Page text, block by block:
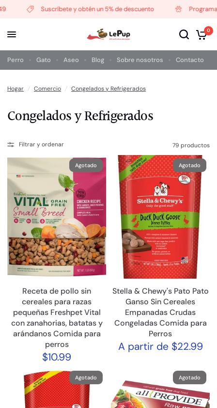
Suscríbete y obtén un 5% de descuento Programa
0
Perro Gato Aseo Blog Sobre nosotros Contacto
Hogar / Comercio / Congelados y Refrigerados
Congelados y Refrigerados
Filtrar y ordenar 79 productos
Agotado
Receta de pollo sin
cereales para razas
pequeñas Freshpet Vital
con zanahorias, batatas y
arándanos Comida para
perros
$10.99
Agotado
Stella & Chewy's Pato Pato
Ganso Sin Cereales
Empanadas Crudas
Congeladas Comida para
Perros
A partir de $22.99
Agotado Agotado